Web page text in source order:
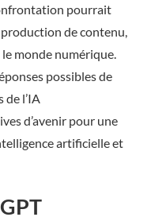
pourrait
production de contenu,
monde numérique.
possibles de
de l’IA
d’avenir pour une
artificielle et